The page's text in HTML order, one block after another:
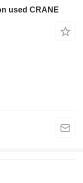
used CRANE